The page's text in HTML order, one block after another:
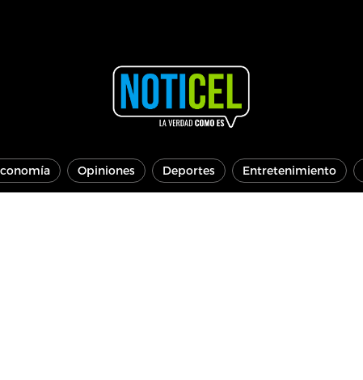
Opiniones Deportes Entretenimiento